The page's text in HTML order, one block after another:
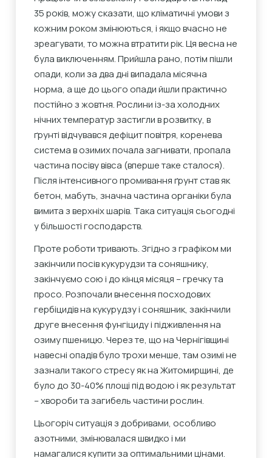
35 років, можу сказати, що кліматичні умови з
кожним роком змінюються, і якщо вчасно не
зреагувати, то можна втратити рік. Ця весна не
була виключенням. Прийшла рано, потім пішли
опади, коли за два дні випадала місячна
норма, а ще до цього опади йшли практично
постійно з жовтня. Рослини із-за холодних
нічних температур застигли в розвитку, в
ґрунті відчувався дефіцит повітря, коренева
система в озимих почала загнивати, пропала
частина посіву вівса (вперше таке сталося).
Після інтенсивного промивання ґрунт став як
бетон, мабуть, значна частина органіки була
вимита з верхніх шарів. Така ситуація сьогодні
у більшості господарств.
Проте роботи тривають. Згідно з графіком ми
закінчили посів кукурудзи та соняшнику,
закінчуємо сою і до кінця місяця – гречку та
просо. Розпочали внесення посходових
гербіцидів на кукурудзу і соняшник, закінчили
друге внесення фунгіциду і підживлення на
озиму пшеницю. Через те, що на Чернігівщині
навесні опадів було трохи менше, там озимі не
зазнали такого стресу як на Житомирщині, де
було до 30-40% площі під водою і як результат
– хвороби та загибель частини рослин.
Цьогоріч ситуація з добривами, особливо
азотними, змінювалася швидко і ми
намагалися купити за оптимальними цінами.